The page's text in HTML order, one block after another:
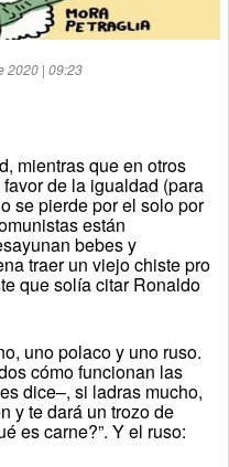
2020 | 09:23
mientras que en otros
de la igualdad (para
se pierde por el solo por
están
bebes y
traer un viejo chiste pro
que solía citar Ronaldo
uno polaco y uno ruso.
cómo funcionan las
dice–, si ladras mucho,
y te dará un trozo de
es carne?”. Y el ruso: